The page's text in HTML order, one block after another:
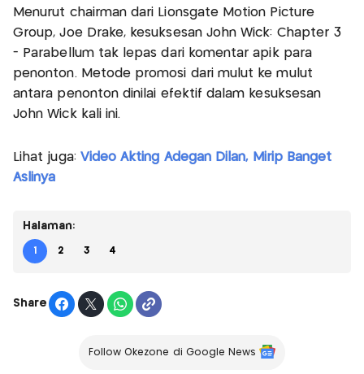
Menurut chairman dari Lionsgate Motion Picture
Group, Joe Drake, kesuksesan John Wick: Chapter 3
- Parabellum tak lepas dari komentar apik para
penonton. Metode promosi dari mulut ke mulut
antara penonton dinilai efektif dalam kesuksesan
John Wick kali ini.
Lihat juga: Video Akting Adegan Dilan, Mirip Banget
Aslinya
Halaman:
1 2 3 4
Share
Follow Okezone di Google News